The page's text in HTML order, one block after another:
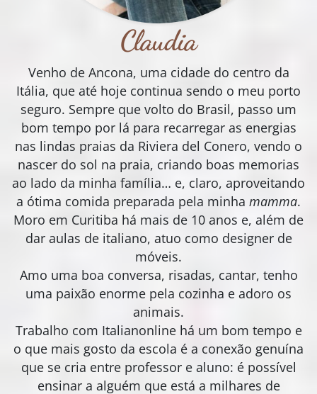
Claudia
Venho de Ancona, uma cidade do centro da
Itália, que até hoje continua sendo o meu porto
seguro. Sempre que volto do Brasil, passo um
bom tempo por lá para recarregar as energias
nas lindas praias da Riviera del Conero, vendo o
nascer do sol na praia, criando boas memorias
ao lado da minha família… e, claro, aproveitando
a ótima comida preparada pela minha mamma.
Moro em Curitiba há mais de 10 anos e, além de
dar aulas de italiano, atuo como designer de
móveis.
Amo uma boa conversa, risadas, cantar, tenho
uma paixão enorme pela cozinha e adoro os
animais.
Trabalho com Italianonline há um bom tempo e
o que mais gosto da escola é a conexão genuína
que se cria entre professor e aluno: é possível
ensinar a alguém que está a milhares de